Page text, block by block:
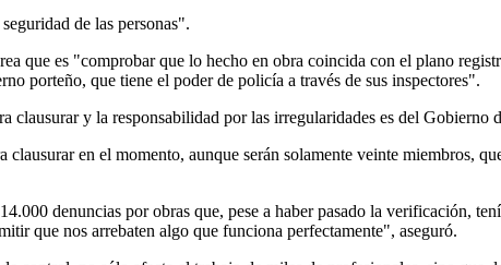
de las personas".
que es "comprobar que lo hecho en obra coincida con el plano
porteño, que tiene el poder de policía a través de sus inspectores".
clausurar y la responsabilidad por las irregularidades es del Gobierno
en el momento, aunque serán solamente veinte miembros,
denuncias por obras que, pese a haber pasado la verificación,
que nos arrebaten algo que funciona perfectamente", aseguró.